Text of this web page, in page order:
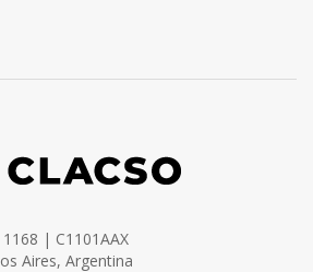
| C1101AAX
Aires, Argentina